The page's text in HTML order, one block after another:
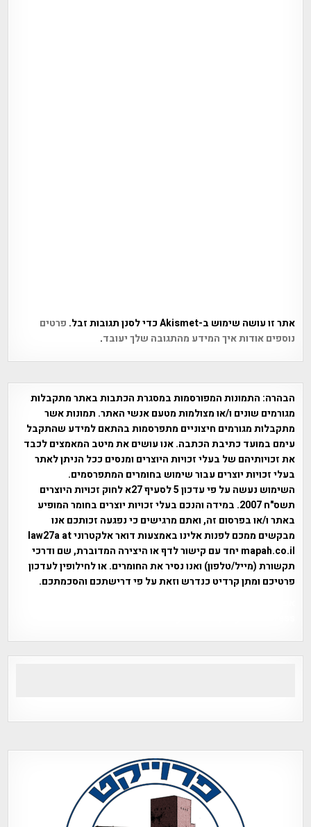
אתר זו עושה שימוש ב-Akismet כדי לסנן תגובות זבל.
פרטים
נוספים אודות איך המידע מהתגובה שלך יעובד.
הבהרה: התמונות המפורסמות במסגרת הכתבות באתר מתקבלות
מגורמים שונים ו/או מצולמות מטעם אנשי האתר. תמונות אשר
מתקבלות מגורמים חיצוניים מתפרסמות בהתאם למידע שהתקבל
עימם במועד כתיבת הכתבה. אנו עושים את מיטב המאמצים לכבד
את זכויותיהם של בעלי זכויות היוצרים ומנסים ככל הניתן לאתר
בעלי זכויות יוצרים עבור שימוש בחומרים המתפרסמים.
השימוש נעשה על פי עדכון 5 לסעיף 27א לחוק זכויות היוצרים
תשס"ח 2007. במידה והנכם בעלי זכויות יוצרים בחומר המופיע
באתר ו/או בפרסום זה, ואתם מרגישים כי נפגעה זכותכם אנו
מבקשים ממכם לפנות אלינו באמצעות דואר אלקטרוני law27a at
mapah.co.il יחד עם קישור לדף או היצירה המדוברת, שם ודרכי
תקשורת (מייל/טלפון) ואנו נסיר את החומרים. או לחילופין לעדכון
פרטיכם ומתן קרדיט כנדרש וזאת על פי דרישתכם והסכמתכם.